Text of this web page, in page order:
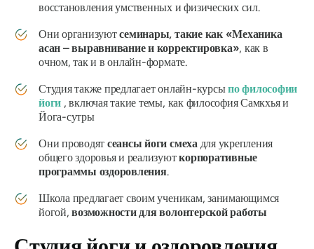
восстановления умственных и физических сил.
Они организуютсеминары, такие как «Механика
асан – выравнивание и корректировка», как в
очном, так и в онлайн-формате.
Студия также предлагает онлайн-курсыпо философии
йоги , включая такие темы, как философия Самкхья и
Йога-сутры
Они проводят сеансы йоги смеха для укрепления
общего здоровья и реализуюткорпоративные
программы оздоровления.
Школа предлагает своим ученикам, занимающимся
йогой,возможности для волонтерской работы